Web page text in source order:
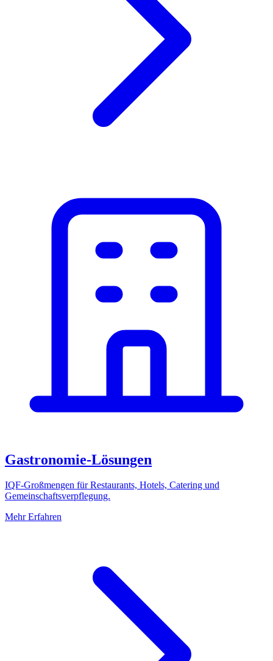
Gastronomie-Lösungen
IQF-Großmengen für Restaurants, Hotels, Catering und
Gemeinschaftsverpflegung.
Mehr Erfahren